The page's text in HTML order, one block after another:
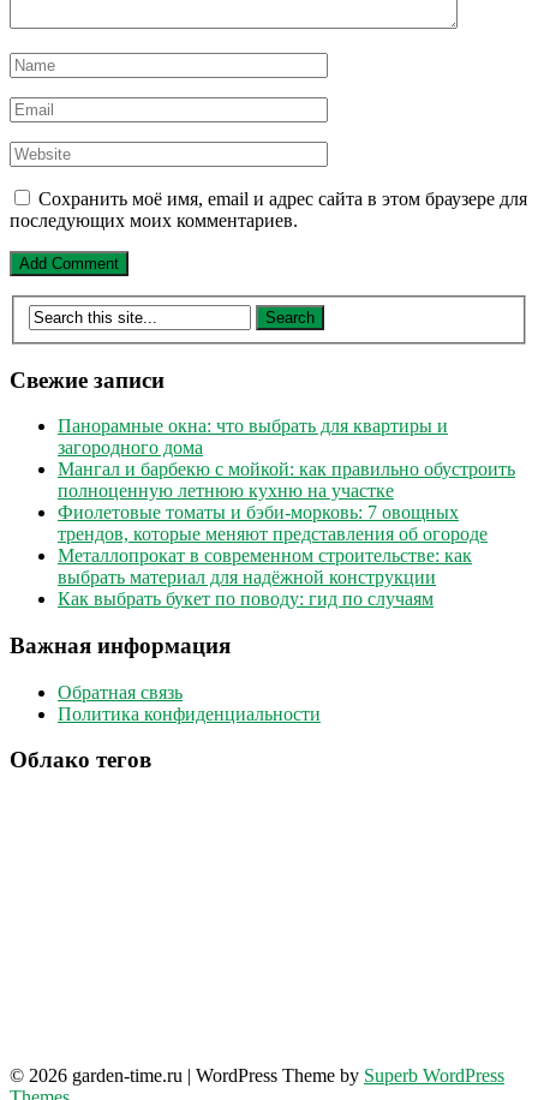
Сохранить моё имя, email и адрес сайта в этом браузере для
последующих моих комментариев.
Свежие записи
Панорамные окна: что выбрать для квартиры и
загородного дома
Мангал и барбекю с мойкой: как правильно обустроить
полноценную летнюю кухню на участке
Фиолетовые томаты и бэби-морковь: 7 овощных
трендов, которые меняют представления об огороде
Металлопрокат в современном строительстве: как
выбрать материал для надёжной конструкции
Как выбрать букет по поводу: гид по случаям
Важная информация
Обратная связь
Политика конфиденциальности
Облако тегов
© 2026 garden-time.ru | WordPress Theme by Superb WordPress